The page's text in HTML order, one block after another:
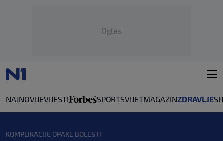
Oglas
NAJNOVIJEVIJESTI SPORTSVIJETMAGAZINZDRAVLJE
KOMPLIKACIJE OPAKE BOLESTI